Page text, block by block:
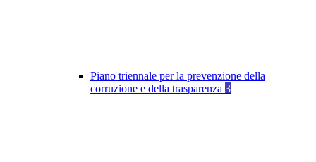
Piano triennale per la prevenzione della
corruzione e della trasparenza 3